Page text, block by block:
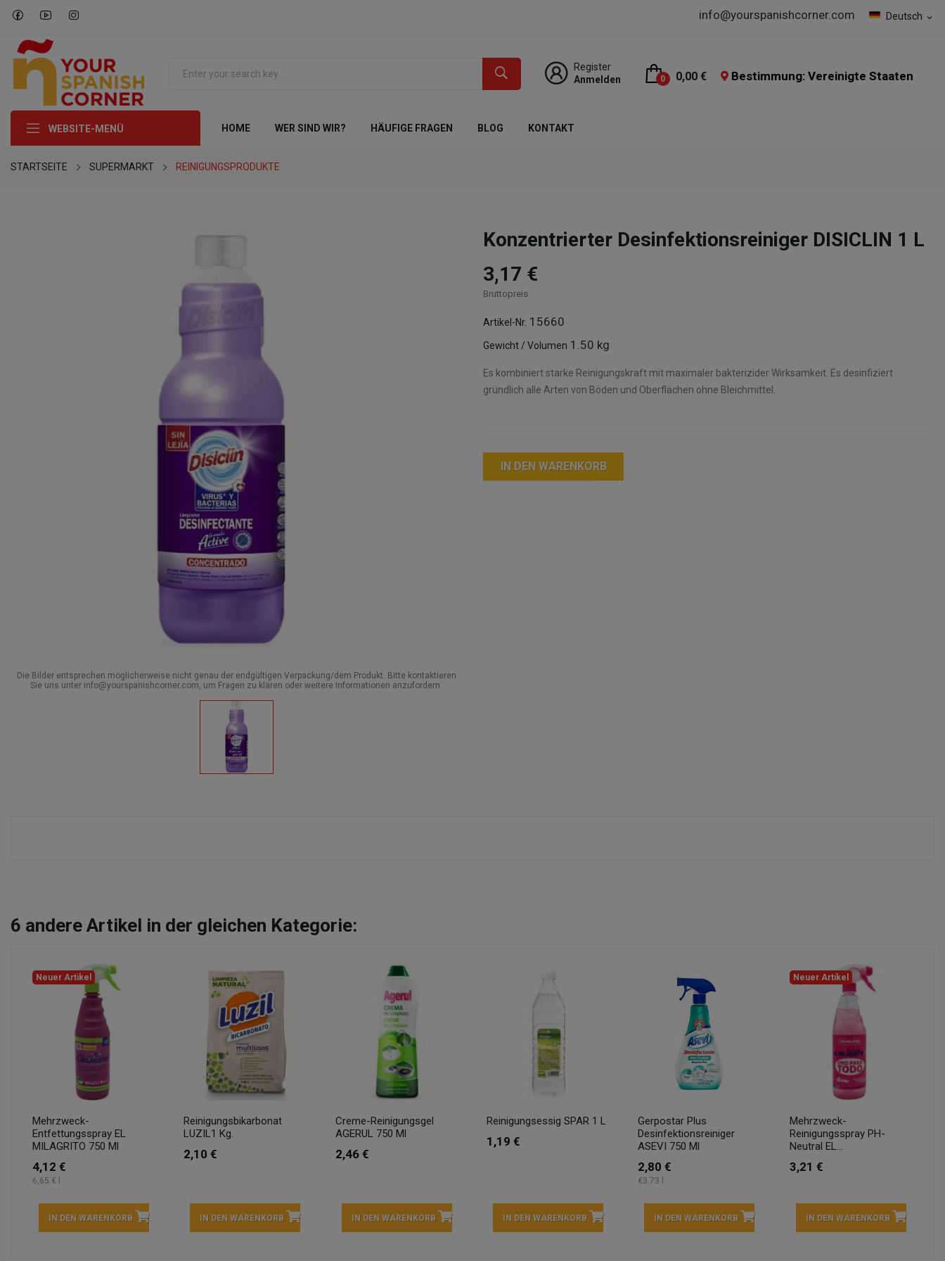
Deutsch expand_more
info@yourspanishcorner.com
Register
Anmelden
0 0,00 € Bestimmung: Vereinigte Staaten
WEBSITE-MENÜ HOME WER SIND WIR? HÄUFIGE FRAGEN BLOG KONTAKT
STARTSEITE SUPERMARKT REINIGUNGSPRODUKTE
Die Bilder entsprechen möglicherweise nicht genau der endgültigen Verpackung/dem Produkt. Bitte kontaktieren
Sie uns unter info@yourspanishcorner.com, um Fragen zu klären oder weitere Informationen anzufordern.
Konzentrierter Desinfektionsreiniger DISICLIN 1 L
3,17 €
Bruttopreis
Artikel-Nr. 15660
Gewicht / Volumen 1.50 kg
Es kombiniert starke Reinigungskraft mit maximaler bakterizider Wirksamkeit. Es desinfiziert
gründlich alle Arten von Böden und Oberflächen ohne Bleichmittel.
IN DEN WARENKORB
6 andere Artikel in der gleichen Kategorie:
Neuer Artikel
Mehrzweck-
Entfettungsspray EL
MILAGRITO 750 Ml
4,12 €
6,65 € l
IN DEN WARENKORB
Reinigungsbikarbonat
LUZIL1 Kg.
2,10 €
IN DEN WARENKORB
Creme-Reinigungsgel
AGERUL 750 Ml
2,46 €
IN DEN WARENKORB
Reinigungsessig SPAR 1 L
1,19 €
IN DEN WARENKORB
Gerpostar Plus
Desinfektionsreiniger
ASEVI 750 Ml
2,80 €
€3.73 l
IN DEN WARENKORB
Neuer Artikel
Mehrzweck-
Reinigungsspray PH-
Neutral EL...
3,21 €
IN DEN WARENKORB